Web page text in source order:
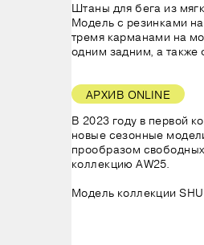
Штаны для бега из
Модель с резинками
тремя карманами на
одним задним, а
АРХИВ ONLINE
В 2023 году в первой
новые сезонные
прообразом
коллекцию AW25.
Модель коллекции